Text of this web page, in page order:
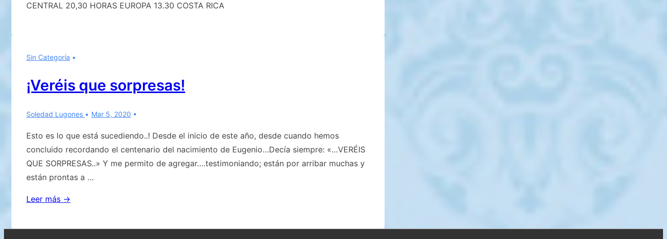
CENTRAL 20,30 HORAS EUROPA 13.30 COSTA RICA
Sin Categoría
¡Veréis que sorpresas!
Soledad Lugones Mar 5, 2020
Esto es lo que está sucediendo..! Desde el inicio de este año, desde cuando hemos
concluido recordando el centenario del nacimiento de Eugenio…Decía siempre: «…VERÉIS
QUE SORPRESAS..» Y me permito de agregar….testimoniando; están por arribar muchas y
están prontas a …
¡Veréis
sorpresas!
Leer más →